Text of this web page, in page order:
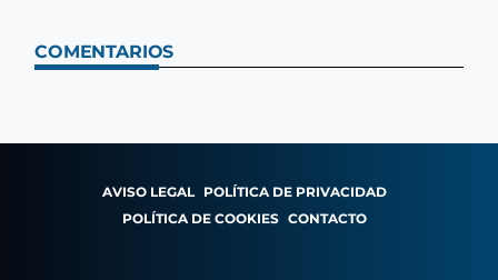
COMENTARIOS
AVISO LEGAL POLÍTICA DE PRIVACIDAD
POLÍTICA DE COOKIES CONTACTO